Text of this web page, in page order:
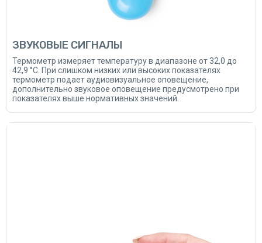
ЗВУКОВЫЕ СИГНАЛЫ
Термометр измеряет температуру в диапазоне от 32,0 до
42,9 °C. При слишком низких или высоких показателях
термометр подает аудиовизуальное оповещение,
дополнительно звуковое оповещение предусмотрено при
показателях выше нормативных значений.